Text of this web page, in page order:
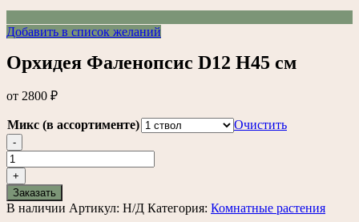
Добавить в список желаний
Орхидея Фаленопсис D12 H45 см
от 2800 ₽
Микс (в ассортименте) Очистить
-
Количество
товара
Орхидея
Фаленопсис
D12
+
Заказать
В наличии Артикул: Н/Д Категория: Комнатные растения